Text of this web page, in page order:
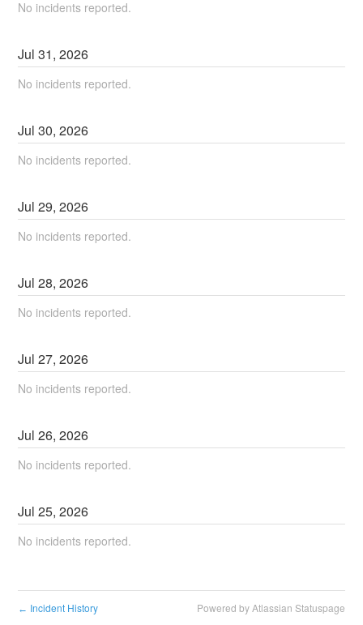
No incidents reported.
Jul31,2026
No incidents reported.
Jul30,2026
No incidents reported.
Jul29,2026
No incidents reported.
Jul28,2026
No incidents reported.
Jul27,2026
No incidents reported.
Jul26,2026
No incidents reported.
Jul25,2026
No incidents reported.
← Incident History Powered by Atlassian Statuspage